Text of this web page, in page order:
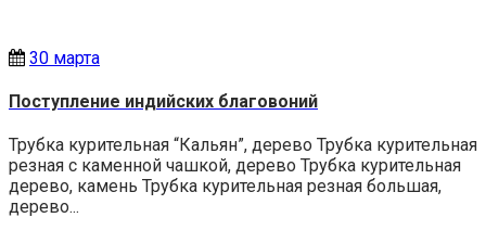
30 марта
Поступление индийских благовоний
Трубка курительная “Кальян”, дерево Трубка курительная
резная с каменной чашкой, дерево Трубка курительная
дерево, камень Трубка курительная резная большая,
дерево...